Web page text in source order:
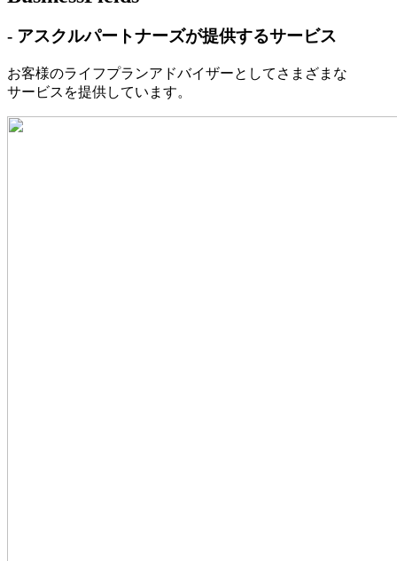
- アスクルパートナーズが提供するサービス
お客様のライフプランアドバイザーとしてさまざまな
サービスを提供しています。